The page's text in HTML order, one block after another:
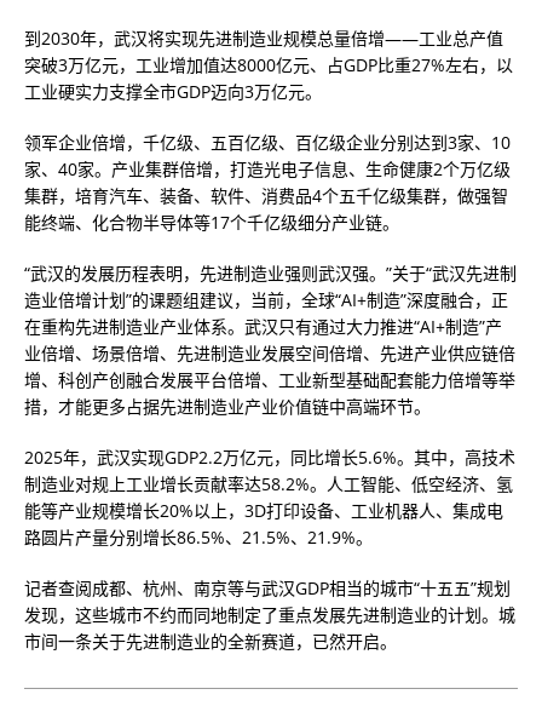
到2030年，武汉将实现先进制造业规模总量倍增——工业总产值
突破3万亿元，工业增加值达8000亿元、占GDP比重27%左右，以
工业硬实力支撑全市GDP迈向3万亿元。
领军企业倍增，千亿级、五百亿级、百亿级企业分别达到3家、10
家、40家。产业集群倍增，打造光电子信息、生命健康2个万亿级
集群，培育汽车、装备、软件、消费品4个五千亿级集群，做强智
能终端、化合物半导体等17个千亿级细分产业链。
“武汉的发展历程表明，先进制造业强则武汉强。”关于“武汉先进制
造业倍增计划”的课题组建议，当前，全球“AI+制造”深度融合，正
在重构先进制造业产业体系。武汉只有通过大力推进“AI+制造”产
业倍增、场景倍增、先进制造业发展空间倍增、先进产业供应链倍
增、科创产创融合发展平台倍增、工业新型基础配套能力倍增等举
措，才能更多占据先进制造业产业价值链中高端环节。
2025年，武汉实现GDP2.2万亿元，同比增长5.6%。其中，高技术
制造业对规上工业增长贡献率达58.2%。人工智能、低空经济、氢
能等产业规模增长20%以上，3D打印设备、工业机器人、集成电
路圆片产量分别增长86.5%、21.5%、21.9%。
记者查阅成都、杭州、南京等与武汉GDP相当的城市“十五五”规划
发现，这些城市不约而同地制定了重点发展先进制造业的计划。城
市间一条关于先进制造业的全新赛道，已然开启。